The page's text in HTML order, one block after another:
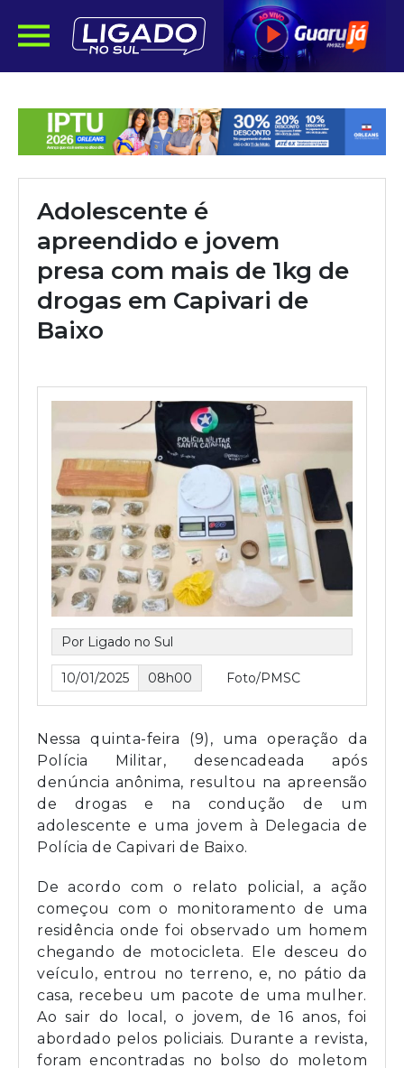
Adolescente é
apreendido e jovem
presa com mais de 1kg de
drogas em Capivari de
Baixo
Por Ligado no Sul
10/01/2025 08h00 Foto/PMSC
Nessa quinta-feira (9), uma operação da
Polícia Militar, desencadeada após
denúncia anônima, resultou na apreensão
de drogas e na condução de um
adolescente e uma jovem à Delegacia de
Polícia de Capivari de Baixo.
De acordo com o relato policial, a ação
começou com o monitoramento de uma
residência onde foi observado um homem
chegando de motocicleta. Ele desceu do
veículo, entrou no terreno, e, no pátio da
casa, recebeu um pacote de uma mulher.
Ao sair do local, o jovem, de 16 anos, foi
abordado pelos policiais. Durante a revista,
foram encontradas no bolso do moletom